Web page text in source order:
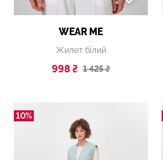
WEAR ME
Жилет білий
998 ₴ 1 425 ₴
10%